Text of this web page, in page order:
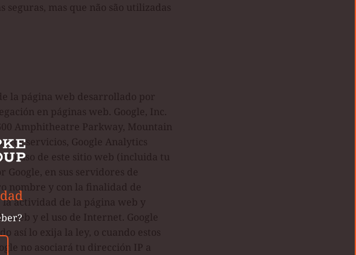
mas que não são utilizadas
la página web desarrollado por
en páginas web. Google, Inc.
Amphitheatre Parkway, Mountain
servicios, Google Analytics
tu uso de este sitio web (incluida tu
en sus servidores de
nombre y con la finalidad de
actividad de la página web y
web y el uso de Internet. Google
así lo exija la ley, o cuando estos
no asociará tu dirección IP a